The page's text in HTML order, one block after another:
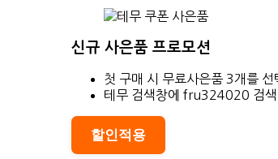
신규 사은품 프로모션
첫 구매 시 무료사은품 3개를 선
테무 검색창에 fru324020 검색
할인적용